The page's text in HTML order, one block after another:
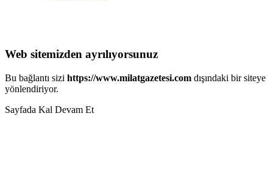
Web sitemizden ayrılıyorsunuz
Bu bağlantı sizi https://www.milatgazetesi.com dışındaki bir siteye
yönlendiriyor.
Sayfada Kal Devam Et